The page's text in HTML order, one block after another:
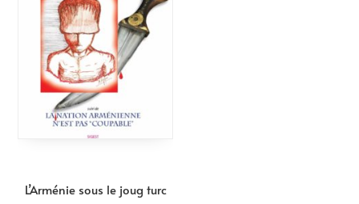
L’Arménie sous le joug turc